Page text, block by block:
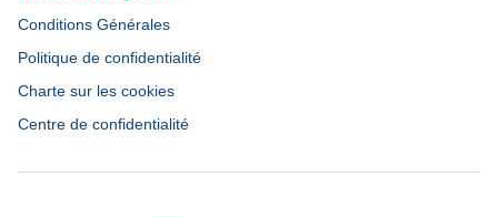
Conditions Générales
Politique de confidentialité
Charte sur les cookies
Centre de confidentialité